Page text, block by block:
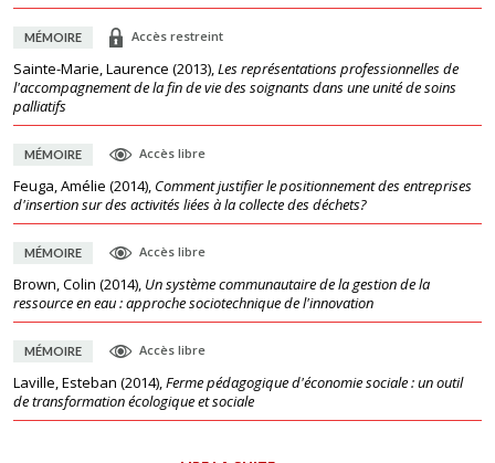
MÉMOIRE Accès restreint
Sainte-Marie, Laurence (2013),Les représentations professionnelles de
l'accompagnement de la fin de vie des soignants dans une unité de soins
palliatifs
MÉMOIRE Accès libre
Feuga, Amélie (2014), Comment justifier le positionnement des entreprises
d'insertion sur des activités liées à la collecte des déchets?
MÉMOIRE Accès libre
Brown, Colin (2014), Un système communautaire de la gestion de la
ressource en eau : approche sociotechnique de l'innovation
MÉMOIRE Accès libre
Laville, Esteban (2014),Ferme pédagogique d'économie sociale : un outil
de transformation écologique et sociale